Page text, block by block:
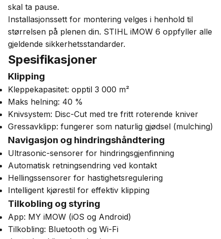
skal ta pause.
Installasjonssett for montering velges i henhold til
størrelsen på plenen din. STIHL iMOW 6 oppfyller alle
gjeldende sikkerhetsstandarder.
Spesifikasjoner
Klipping
Kleppekapasitet: opptil 3 000 m²
Maks helning: 40 %
Knivsystem: Disc-Cut med tre fritt roterende kniver
Gressavklipp: fungerer som naturlig gjødsel (mulching)
Navigasjon og hindringshåndtering
Ultrasonic-sensorer for hindringsgjenfinning
Automatisk retningsendring ved kontakt
Hellingssensorer for hastighetsregulering
Intelligent kjørestil for effektiv klipping
Tilkobling og styring
App: MY iMOW (iOS og Android)
Tilkobling: Bluetooth og Wi-Fi